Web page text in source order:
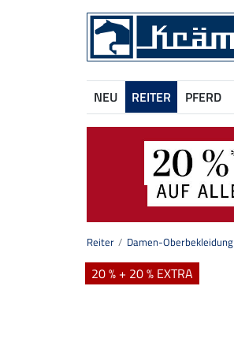
NEU REITER PFERD
Reiter Damen-Oberbekleidung
20 % + 20 % EXTRA